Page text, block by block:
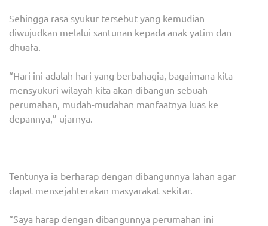
Sehingga rasa syukur tersebut yang kemudian
diwujudkan melalui santunan kepada anak yatim dan
dhuafa.
“Hari ini adalah hari yang berbahagia, bagaimana kita
mensyukuri wilayah kita akan dibangun sebuah
perumahan, mudah-mudahan manfaatnya luas ke
depannya,” ujarnya.
Tentunya ia berharap dengan dibangunnya lahan agar
dapat mensejahterakan masyarakat sekitar.
“Saya harap dengan dibangunnya perumahan ini